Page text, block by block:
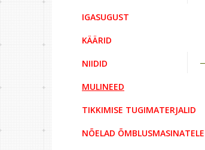
IGASUGUST
KÄÄRID
NIIDID
MULINEED
TIKKIMISE TUGIMATERJALID
NÕELAD ÕMBLUSMASINATELE